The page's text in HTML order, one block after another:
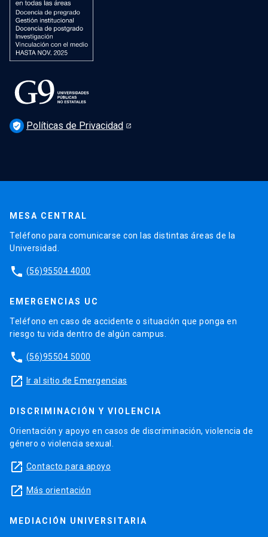
verified_user Políticas de Privacidad
MESA CENTRAL
Teléfono para comunicarse con las distintas áreas de la
Universidad.
phone (56)95504 4000
EMERGENCIAS UC
Teléfono en caso de accidente o situación que ponga en
riesgo tu vida dentro de algún campus.
phone (56)95504 5000
launch Ir al sitio de Emergencias
DISCRIMINACIÓN Y VIOLENCIA
Orientación y apoyo en casos de discriminación, violencia de
género o violencia sexual.
launch Contacto para apoyo
launch Más orientación
MEDIACIÓN UNIVERSITARIA